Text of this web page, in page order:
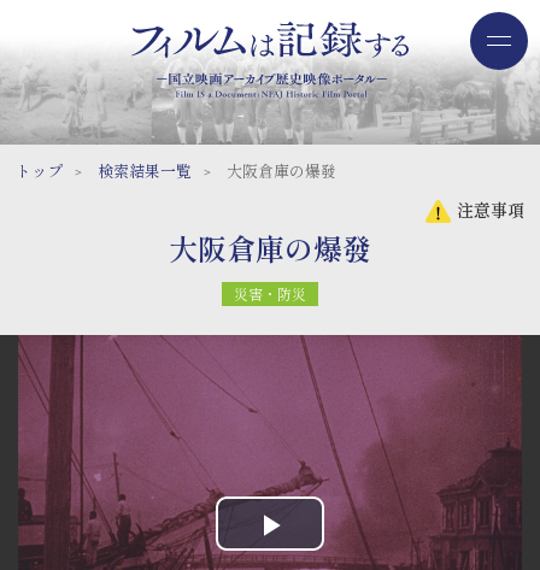
トップページ
動画をみる
このサイトについて
お知らせ一覧
トップ 検索結果一覧 大阪倉庫の爆發
注意事項
大阪倉庫の爆發
災害・防災